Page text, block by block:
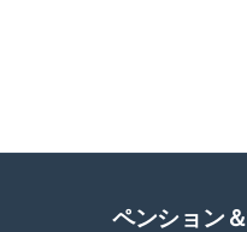
ペンション